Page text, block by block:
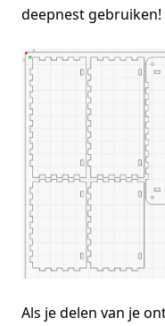
deepnest gebruiken!
Als je delen van je